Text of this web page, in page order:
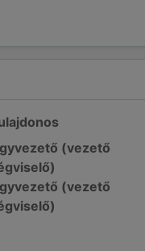
(vezető
(vezető